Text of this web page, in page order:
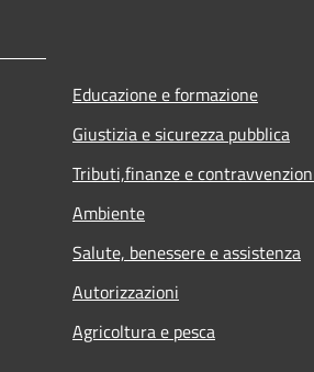
Educazione e formazione
Giustizia e sicurezza pubblica
Tributi,finanze e
Ambiente
Salute, benessere e assistenza
Autorizzazioni
Agricoltura e pesca